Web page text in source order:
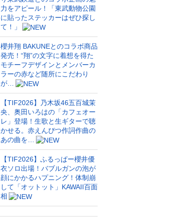
力をアピール！「東武動物公園
に貼ったステッカーはぜひ探し
て！」
櫻井翔 BAKUNEとのコラボ商品
発売！“翔”の文字に着想を得た
モチーフデザインとメンバーカ
ラーの赤など随所にこだわり
が…
【TIF2026】乃木坂46五百城茉
央、奥田いろはの「カフェオー
レ」登場！生歌と生ギターで聴
かせる。赤えんぴつ作詞作曲の
あの曲を…
【TIF2026】ふるっぱー櫻井優
衣ソロ出場！バブルガンの泡が
顔にかかるハプニング！体制崩
して「オットット」KAWAII百面
相